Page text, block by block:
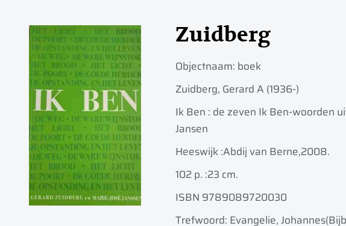
Zuidberg
Objectnaam: boek
Zuidberg, Gerard A (1936-)
Ik Ben : de zeven Ik Ben-woorden
Jansen
Heeswijk :Abdij van Berne,2008.
102 p. :23 cm.
ISBN 9789089720030
Trefwoord: Evangelie,